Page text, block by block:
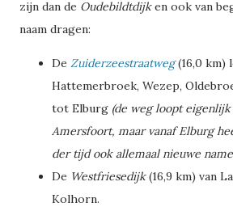
zijn dan de Oudebildtdijken ook van
naam dragen:
De Zuiderzeestraatweg(16,0 km)
Hattemerbroek, Wezep,
tot Elburg (de weg loopt
Amersfoort, maar vanaf Elburg
der tijd ook allemaal nieuwe
De Westfriesedijk(16,9 km) van
Kolhorn.